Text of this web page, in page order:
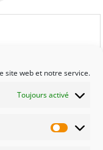
site web et notre service.
Toujours activé